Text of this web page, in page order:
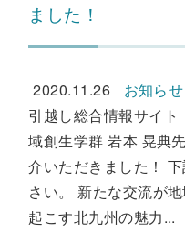
ました！
2020.11.26
お知らせ
引越し総合情報サイ
域創生学群 岩本 晃典
介いただきました！
さい。 新たな交流が
起こす北九州の魅力...